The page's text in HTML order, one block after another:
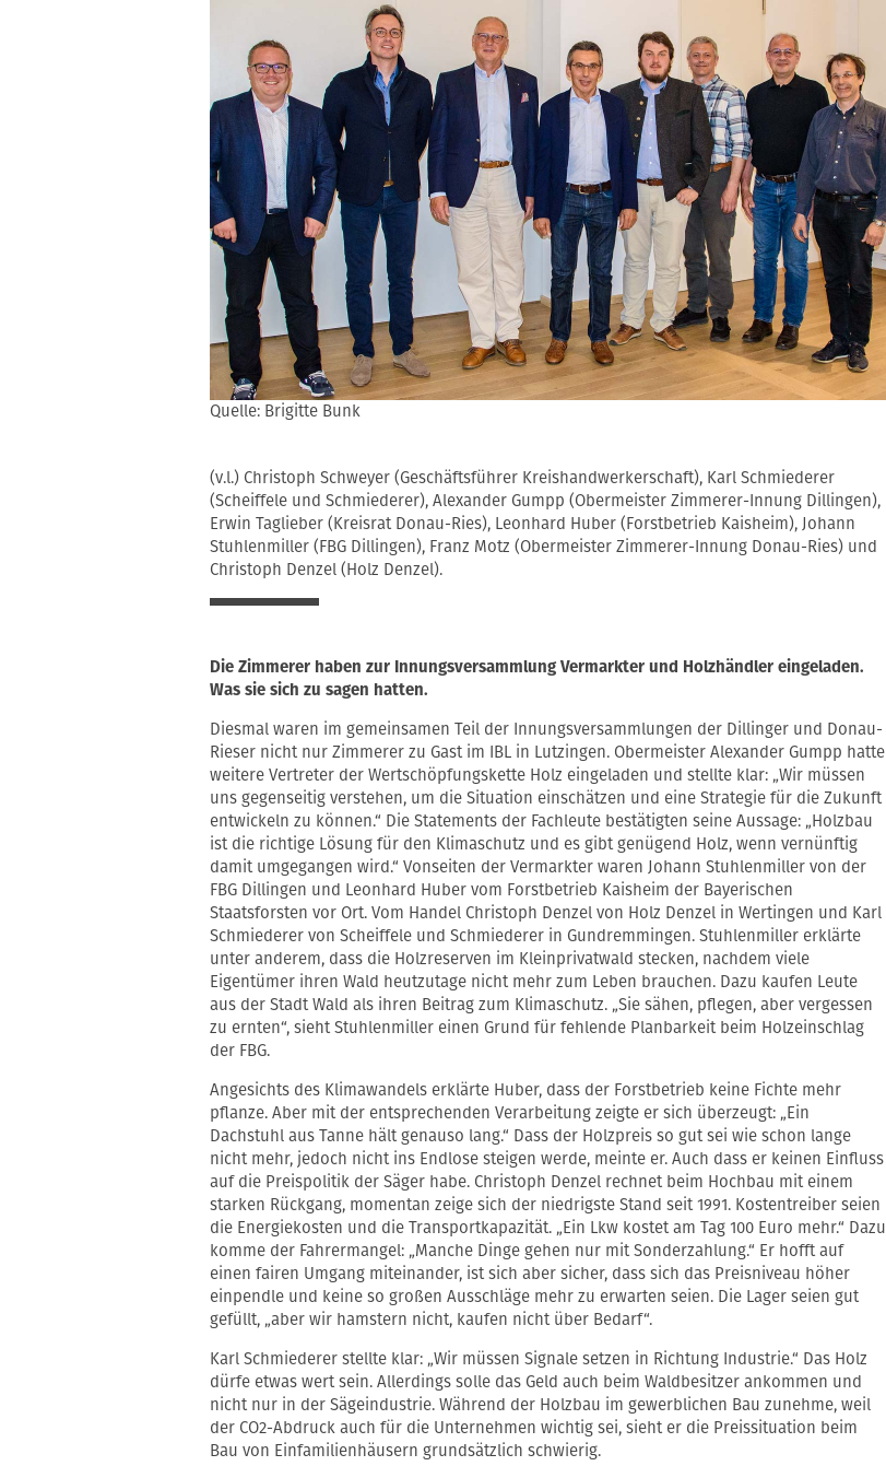
Quelle: Brigitte Bunk
(v.l.) Christoph Schweyer (Geschäftsführer Kreishandwerkerschaft), Karl Schmiederer
(Scheiffele und Schmiederer), Alexander Gumpp (Obermeister Zimmerer-Innung Dillingen),
Erwin Taglieber (Kreisrat Donau-Ries), Leonhard Huber (Forstbetrieb Kaisheim), Johann
Stuhlenmiller (FBG Dillingen), Franz Motz (Obermeister Zimmerer-Innung Donau-Ries) und
Christoph Denzel (Holz Denzel).
Die Zimmerer haben zur Innungsversammlung Vermarkter und Holzhändler eingeladen.
Was sie sich zu sagen hatten.
Diesmal waren im gemeinsamen Teil der Innungsversammlungen der Dillinger und Donau-
Rieser nicht nur Zimmerer zu Gast im IBL in Lutzingen. Obermeister Alexander Gumpp hatte
weitere Vertreter der Wertschöpfungskette Holz eingeladen und stellte klar: „Wir müssen
uns gegenseitig verstehen, um die Situation einschätzen und eine Strategie für die Zukunft
entwickeln zu können.“ Die Statements der Fachleute bestätigten seine Aussage: „Holzbau
ist die richtige Lösung für den Klimaschutz und es gibt genügend Holz, wenn vernünftig
damit umgegangen wird.“ Vonseiten der Vermarkter waren Johann Stuhlenmiller von der
FBG Dillingen und Leonhard Huber vom Forstbetrieb Kaisheim der Bayerischen
Staatsforsten vor Ort. Vom Handel Christoph Denzel von Holz Denzel in Wertingen und Karl
Schmiederer von Scheiffele und Schmiederer in Gundremmingen. Stuhlenmiller erklärte
unter anderem, dass die Holzreserven im Kleinprivatwald stecken, nachdem viele
Eigentümer ihren Wald heutzutage nicht mehr zum Leben brauchen. Dazu kaufen Leute
aus der Stadt Wald als ihren Beitrag zum Klimaschutz. „Sie sähen, pflegen, aber vergessen
zu ernten“, sieht Stuhlenmiller einen Grund für fehlende Planbarkeit beim Holzeinschlag
der FBG.
Angesichts des Klimawandels erklärte Huber, dass der Forstbetrieb keine Fichte mehr
pflanze. Aber mit der entsprechenden Verarbeitung zeigte er sich überzeugt: „Ein
Dachstuhl aus Tanne hält genauso lang.“ Dass der Holzpreis so gut sei wie schon lange
nicht mehr, jedoch nicht ins Endlose steigen werde, meinte er. Auch dass er keinen Einfluss
auf die Preispolitik der Säger habe. Christoph Denzel rechnet beim Hochbau mit einem
starken Rückgang, momentan zeige sich der niedrigste Stand seit 1991. Kostentreiber seien
die Energiekosten und die Transportkapazität. „Ein Lkw kostet am Tag 100 Euro mehr.“ Dazu
komme der Fahrermangel: „Manche Dinge gehen nur mit Sonderzahlung.“ Er hofft auf
einen fairen Umgang miteinander, ist sich aber sicher, dass sich das Preisniveau höher
einpendle und keine so großen Ausschläge mehr zu erwarten seien. Die Lager seien gut
gefüllt, „aber wir hamstern nicht, kaufen nicht über Bedarf“.
Karl Schmiederer stellte klar: „Wir müssen Signale setzen in Richtung Industrie.“ Das Holz
dürfe etwas wert sein. Allerdings solle das Geld auch beim Waldbesitzer ankommen und
nicht nur in der Sägeindustrie. Während der Holzbau im gewerblichen Bau zunehme, weil
der CO2-Abdruck auch für die Unternehmen wichtig sei, sieht er die Preissituation beim
Bau von Einfamilienhäusern grundsätzlich schwierig.